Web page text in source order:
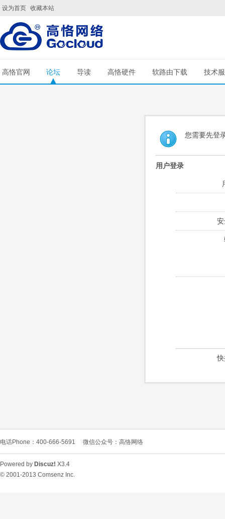
设为首页 收藏本站
高恪官网 论坛 导读 高恪硬件 软路由下载 技术
您需要先登
用户登录
电话Phone：400-666-5691 微信公众号：高恪网络
Powered by Discuz! X3.4
© 2001-2013 Comsenz Inc.